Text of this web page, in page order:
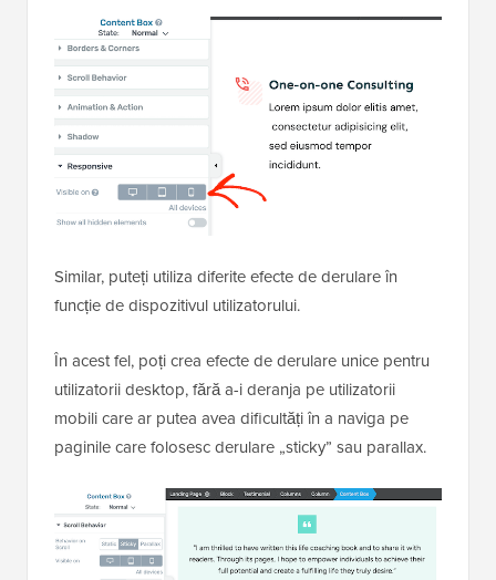
Similar, puteți utiliza diferite efecte de derulare în
funcție de dispozitivul utilizatorului.
În acest fel, poți crea efecte de derulare unice pentru
utilizatorii desktop, fără a-i deranja pe utilizatorii
mobili care ar putea avea dificultăți în a naviga pe
paginile care folosesc derulare „sticky” sau parallax.